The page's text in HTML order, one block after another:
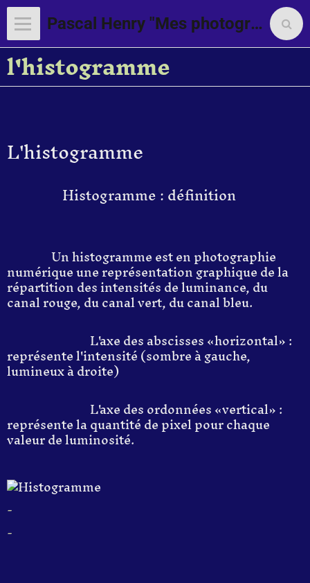
Pascal Henry "Mes photographies"
l'histogramme
L'histogramme
Histogramme : définition
Un histogramme est en photographie
numérique une représentation graphique de la
répartition des intensités de luminance, du
canal rouge, du canal vert, du canal bleu.
L'axe des abscisses «horizontal» :
représente l'intensité (sombre à gauche,
lumineux à droite)
L'axe des ordonnées «vertical» :
représente la quantité de pixel pour chaque
valeur de luminosité.
-
-